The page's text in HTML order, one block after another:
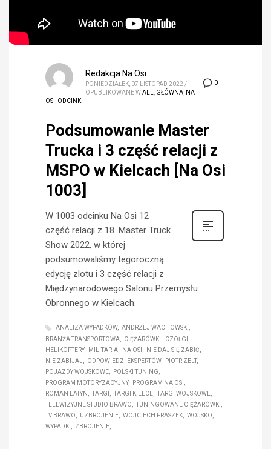
0
Redakcja Na Osi
PONIEDZIAŁEK, 07 LISTOPAD 2022 /
OPUBLIKOWANE WALL, GŁÓWNA, NA
OSI , ODCINKI
Podsumowanie Master
Trucka i 3 część relacji z
MSPO w Kielcach [Na Osi
1003]
W 1003 odcinku Na Osi 12
część relacji z 18. Master Truck
Show 2022, w której
podsumowaliśmy tegoroczną
edycję zlotu i 3 część relacji z
Międzynarodowego Salonu Przemysłu
Obronnego w Kielcach.
ANALIZA WYPADKÓW
ANDRZEJ WACHOWSKI
BRANŻA TRANSPORTOWA
CIĘŻARÓWKI
CZOŁGI
HELIKOPTERY
MILITARIA NA OSI
NIE DAJ SIĘ ZABIĆ
NIE ZABIJAJ
ODPOWIEDZI EKSPERTÓW
PIOTR ZELT
POJAZDY WOJSKOWE
POLSKI TUNING
PROGRAM MOTORYZACYJNY
PROGRAM NA OSI
ROMAN LATYN
TARGI TARGI KIELCE
TARGI WOJSKOWE
TELEWIZYJNE STUDIO BRAWO
TUNINGOWANE CIĘŻARÓWKI
TV BRAWO
UZBROJENIE WOJCIECH FRASZEK
WOJSKO
WYPADKI
ZBROJENIE